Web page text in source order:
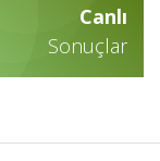
Canlı
Sonuçlar